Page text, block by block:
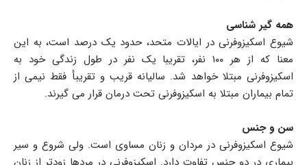
همه گیر شناسی
شیوع اسکیزوفرنی در ایالات متحد، حدود یک درصد است، به این
معنا که از هر ۱۰۰ نفر، تقریبا یک نفر در طول زندگی خود به
اسکیزوفرنی مبتلا خواهد شد. سالیانه قریب و تقریبأ فقط نیمی از
تمام بیماران مبتلا به اسکیزوفرنی تحت درمان قرار می گیرند.
سن و جنس
شیوع اسکیزوفرنی در مردان و زنان مساوی است. ولی شروع و سیر